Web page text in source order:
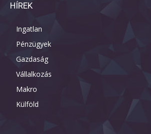
HÍREK
Ingatlan
Pénzügyek
Gazdaság
Vállalkozás
Makro
Külföld